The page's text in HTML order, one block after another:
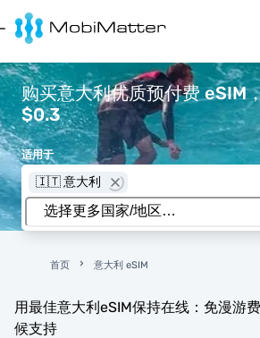
购买意大利优质预付费 eSIM
$0.3
适用于
🇮🇹 意大利
首页 意大利 eSIM
用最佳意大利eSIM保持在线：免漫游
候支持